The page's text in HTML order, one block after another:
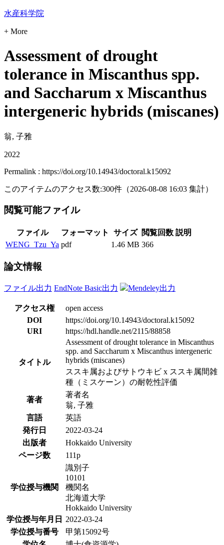
水産科学院
+ More
Assessment of drought
tolerance in Miscanthus spp.
and Saccharum x Miscanthus
intergeneric hybrids (miscanes)
翁, 子雅
2022
Permalink : https://doi.org/10.14943/doctoral.k15092
このアイテムのアクセス数:300件 （2026-08-08 16:03 集計）
閲覧可能ファイル
ファイル フォーマット サイズ 閲覧回数 説明
WENG_Tzu_Ya pdf 1.46 MB 366
論文情報
ファイル出力 EndNote Basic出力 Mendeley出力
アクセス権
open access
DOI
https://doi.org/10.14943/doctoral.k15092
URI
https://hdl.handle.net/2115/88858
タイトル
Assessment of drought tolerance in Miscanthus
spp. and Saccharum x Miscanthus intergeneric
hybrids (miscanes)
ススキ属およびサトウキビ x ススキ属間雑
種（ミスケーン）の耐乾性評価
著者
著者名
翁, 子雅
言語
英語
発行日
2022-03-24
出版者
Hokkaido University
ページ数
111p
学位授与機関
識別子
10101
機関名
北海道大学
Hokkaido University
学位授与年月日
2022-03-24
学位授与番号
甲第15092号